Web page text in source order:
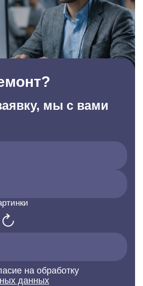
мы с вами
на обработку
данных